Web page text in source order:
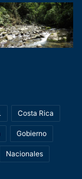
Costa Rica
Gobierno
Nacionales